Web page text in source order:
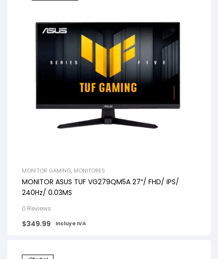
MONITOR GAMING, MONITORES
MONITOR ASUS TUF VG279QM5A 27″/ FHD/ IPS/
240Hz/ 0.03MS
0 Reviews
$349.99 Incluye IVA